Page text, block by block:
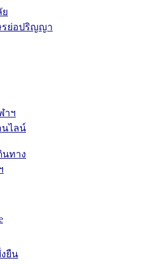
ย
ย่อปริญญา
าฯ
ไลน์
นทาง
ยืน